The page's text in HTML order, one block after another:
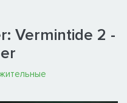
Vermintide 2 -